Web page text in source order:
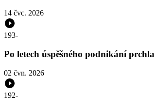
14 čvc. 2026
193-
Po letech úspěšného podnikání
02 čvn. 2026
192-